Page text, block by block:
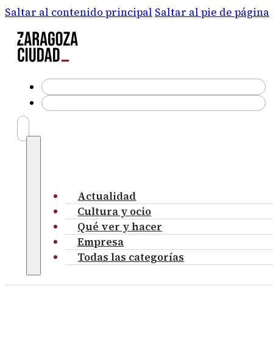
Saltar al contenido principal Saltar al pie de página
Actualidad
Cultura y ocio
Qué ver y hacer
Empresa
Todas las categorías